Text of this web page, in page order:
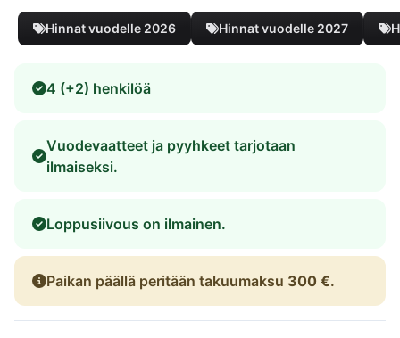
Hinnat vuodelle 2026 Hinnat vuodelle 2027
4 (+2) henkilöä
Vuodevaatteet ja pyyhkeet tarjotaan
ilmaiseksi.
Loppusiivous on ilmainen.
Paikan päällä peritään takuumaksu 300 €.